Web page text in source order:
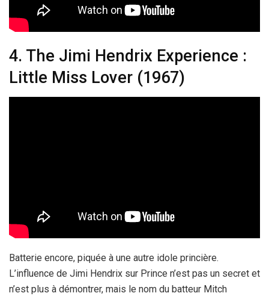
4. The Jimi Hendrix Experience :
Little Miss Lover (1967)
Batterie encore, piquée à une autre idole princière.
L’influence de Jimi Hendrix sur Prince n’est pas un secret et
n’est plus à démontrer, mais le nom du batteur Mitch